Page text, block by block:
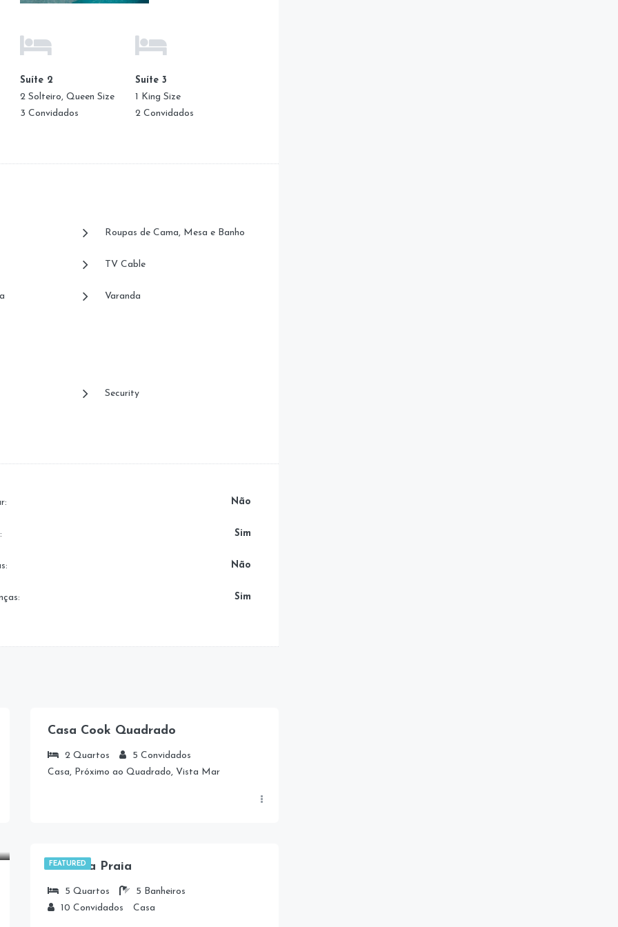
Suíte 2
2 Solteiro, Queen Size
3 Convidados
Suíte 3
1 King Size
2 Convidados
Roupas de Cama, Mesa e Banho
TV Cable
Varanda
Security
Não
Sim
Não
Sim
Casa Cook Quadrado
2 Quartos 5 Convidados
Casa, Próximo ao Quadrado, Vista Mar
FEATURED
Casa da Praia
5 Quartos 5 Banheiros
10 Convidados Casa